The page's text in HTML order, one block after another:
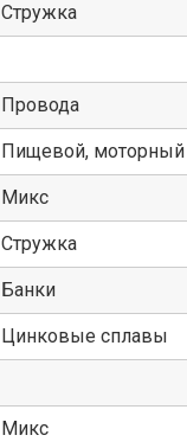
Стружка
Провода
Пищевой, моторный
Микс
Стружка
Банки
Цинковые сплавы
Микс